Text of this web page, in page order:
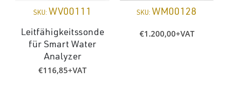
SKU: WV00111
Leitfähigkeitssonde
für Smart Water
Analyzer
€116,85+VAT
SKU: WM00128
€1.200,00+VAT